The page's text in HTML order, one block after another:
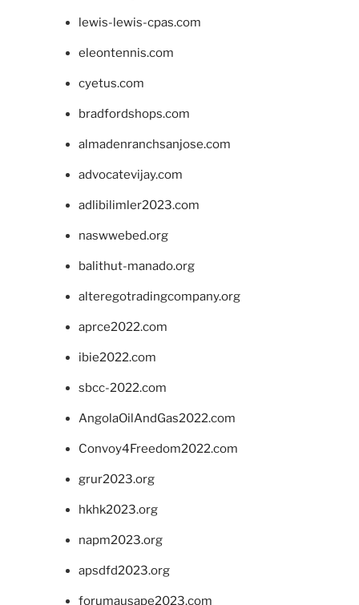
lewis-lewis-cpas.com
eleontennis.com
cyetus.com
bradfordshops.com
almadenranchsanjose.com
advocatevijay.com
adlibilimler2023.com
naswwebed.org
balithut-manado.org
alteregotradingcompany.org
aprce2022.com
ibie2022.com
sbcc-2022.com
AngolaOilAndGas2022.com
Convoy4Freedom2022.com
grur2023.org
hkhk2023.org
napm2023.org
apsdfd2023.org
forumausape2023.com